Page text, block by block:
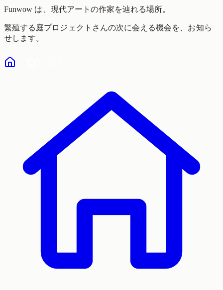
Funwow は、現代アートの作家を辿れる場所。
繁殖する庭プロジェクト さんの次に会える機会を、お知ら
せします。